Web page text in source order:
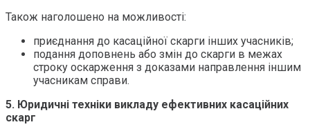
Також наголошено на можливості:
приєднання до касаційної скарги інших учасників;
подання доповнень або змін до скарги в межах
строку оскарження з доказами направлення іншим
учасникам справи.
5. Юридичні техніки викладу ефективних касаційних
скарг